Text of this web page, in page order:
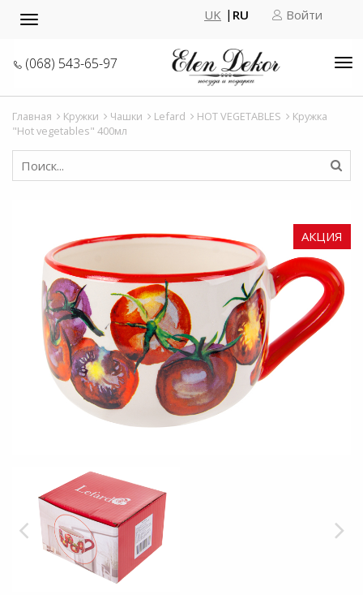
Toggle
UK RU Войти
(068) 543-65-97
Главная Кружки Чашки Lefard HOT VEGETABLES
Кружка
"Hot vegetables" 400мл
АКЦИЯ